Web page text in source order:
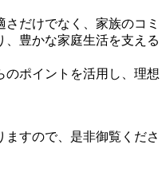
だけでなく、家族のコミ
、豊かな家庭生活を支える
のポイントを活用し、理想
すので、是非御覧くださ